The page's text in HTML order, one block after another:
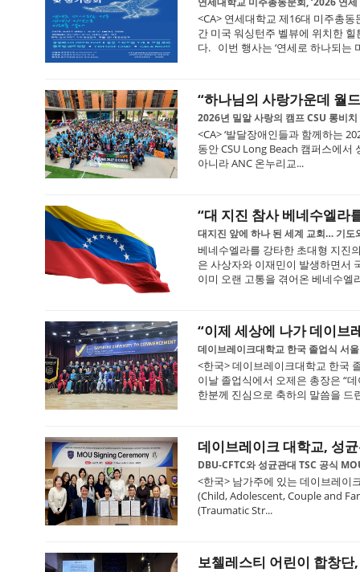
<CA> 연세대학교 제16대 미주총
간 미국 워싱턴주 벨뷰에 위치한
다. 이번 행사는 ‘연세로 하나되는
“하나님의 사랑가운데 월
2026년 밀알 사랑의 캠프 CSU 롱비
<CA> ‘발달장애인들과 함께하는
동안 CSU Long Beach 캠퍼스에
아니라 ANC 온누리교...
“대 지진 참사 베네수엘라
대지진 앞에 하나 된 세계 교회… 기도
베네수엘라를 강타한 초대형 지진
은 사상자와 이재민이 발생하면서
이미 오랜 고통을 겪어온 베네수엘
“이제 세상에 나가 데이브
데이브레이크대학교 한국 졸업식 서
<한국> 데이브레이크대학교 한국
이날 졸업식에서 오제은 총장은 “
한분께 진심으로 축하의 말씀을 드
데이브레이크 대학교, 성
DBU-CFTC와 성균관대 TSC 공식
<한국> 남가주에 있는 데이브레이
(Child, Adolescent, Couple and
(Traumatic Str...
보첼레스티 어린이 합창